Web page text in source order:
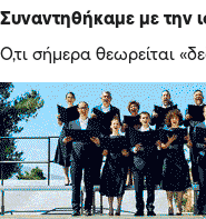
Συναντηθήκαμε με την
Ο,τι σήμερα θεωρείται